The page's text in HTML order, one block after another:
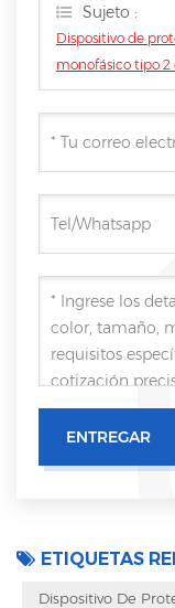
Sujeto :
Dispositivo de
monofásico tipo
ETIQUETAS
Dispositivo De